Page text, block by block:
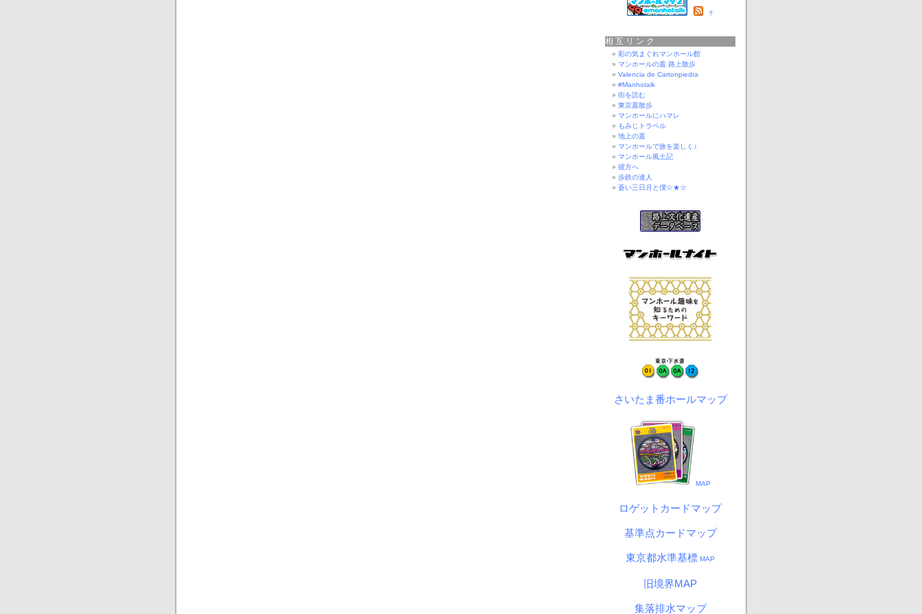
？
相互リンク
彩の気まぐれマンホール館
マンホールの蓋 路上散歩
Valencia de Cartonpiedra
#Manhotalk
街を読む
東京蓋散歩
マンホールにハマレ
もみじトラベル
地上の蓋
マンホールで旅を楽しく♪
マンホール風土記
彼方へ
歩鉄の達人
蒼い三日月と僕☆★☆
さいたま番ホールマップ
MAP
ロゲットカードマップ
基準点カードマップ
東京都水準基標 MAP
旧境界MAP
集落排水マップ